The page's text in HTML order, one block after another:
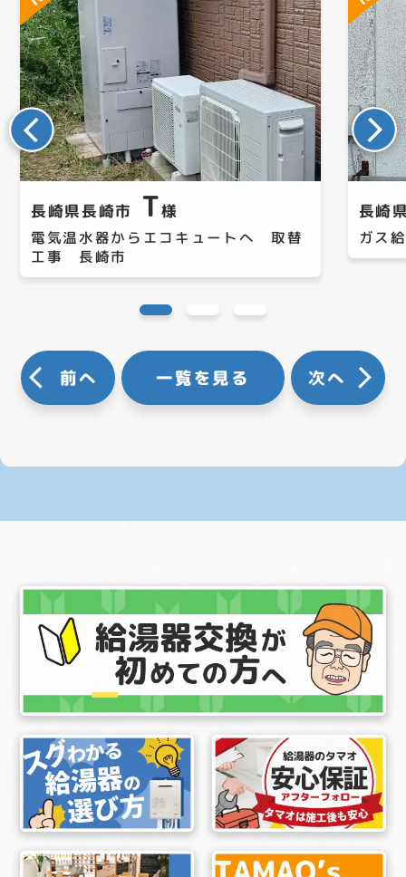
長崎県長崎市 T様
電気温水器からエコキュートへ 取替
工事 長崎市
長崎
ガス
前へ 一覧を見る 次へ